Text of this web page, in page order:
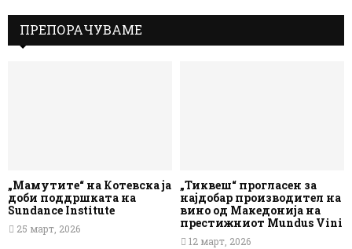
ПРЕПОРАЧУВАМЕ
„Мамутите“ на Котевска ја
доби поддршката на
Sundance Institute
25 март, 2026
„Тиквеш“ прогласен за
најдобар производител на
вино од Македонија на
престижниот Mundus Vini
12 март, 2026